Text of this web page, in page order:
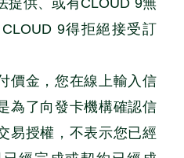
提供、或有CLOUD 9無
CLOUD 9得拒絕接受訂
價金，您在線上輸入信
為了向發卡機構確認信
易授權，不表示您已經